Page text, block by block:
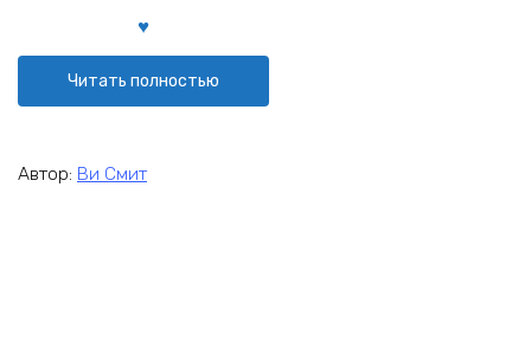
Читать полностью
Автор: Ви Смит